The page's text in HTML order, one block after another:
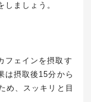
ましょう。
フェインを摂取す
は摂取後15分から
め、スッキリと目